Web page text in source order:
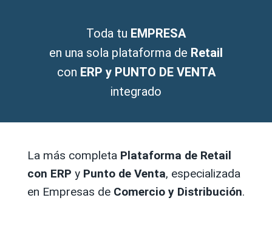
Toda tu EMPRESA
en una sola plataforma de Retail
con ERP y PUNTO DE VENTA
integrado
La más completa Plataforma de Retail
con ERP y Punto de Venta, especializada
en Empresas de Comercio y Distribución.